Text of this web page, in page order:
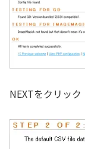
NEXTをクリック